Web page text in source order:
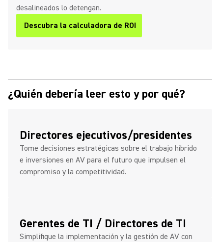
desalineados lo detengan.
Descubra la calculadora de ROI
¿Quién debería leer esto y por qué?
Directores ejecutivos/presidentes
Tome decisiones estratégicas sobre el trabajo híbrido
e inversiones en AV para el futuro que impulsen el
compromiso y la competitividad.
Gerentes de TI / Directores de TI
Simplifique la implementación y la gestión de AV con